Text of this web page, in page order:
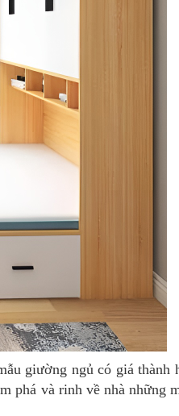
giường ngủ có giá
và rinh về nhà những